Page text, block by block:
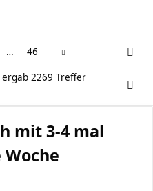
… 46
ergab 2269 Treffer
mit 3-4 mal